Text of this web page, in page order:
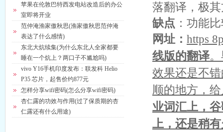
苹果在伦敦巴特西发电站改造后的办公
室即将开业
范仲淹渔家傲秋思(渔家傲秋思范仲淹
表达了什么感情)
东北大炕续集(为什么东北人全家都要
睡在一个炕上？两口子不尴尬吗)
vivo Y16手机印度发布：联发科 Helio
P35 芯片，起售价约877元
怎样分享wifi密码(怎么分享wifi密码)
杏仁露的功效与作用(过了保质期的杏
仁露还有什么用途)
落翻译，极
缺点 ：功能
网址： https
线版的翻译
效果还是不
顺的地方，
业词汇上，
上，还是稍